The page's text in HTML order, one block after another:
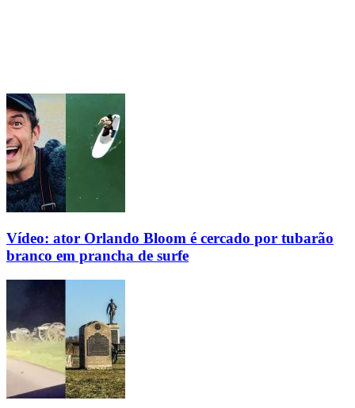
Vídeo: ator Orlando Bloom é cercado por tubarão
branco em prancha de surfe